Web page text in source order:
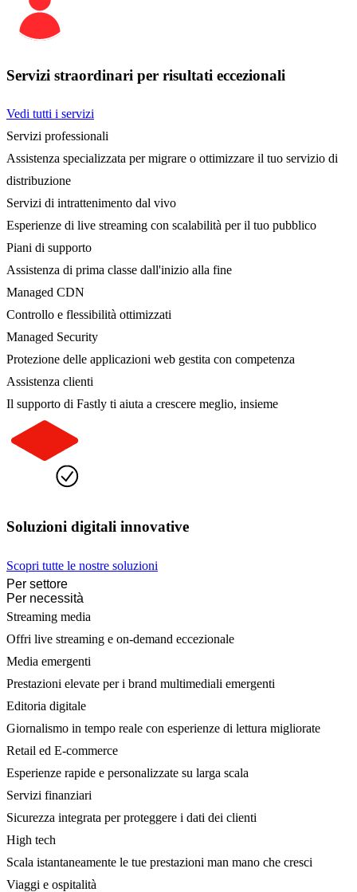
Servizi straordinari per risultati eccezionali
Vedi tutti i servizi
Servizi professionali
Assistenza specializzata per migrare o ottimizzare il tuo servizio di
distribuzione
Servizi di intrattenimento dal vivo
Esperienze di live streaming con scalabilità per il tuo pubblico
Piani di supporto
Assistenza di prima classe dall'inizio alla fine
Managed CDN
Controllo e flessibilità ottimizzati
Managed Security
Protezione delle applicazioni web gestita con competenza
Assistenza clienti
Il supporto di Fastly ti aiuta a crescere meglio, insieme
Soluzioni digitali innovative
Scopri tutte le nostre soluzioni
Per settore
Per necessità
Streaming media
Offri live streaming e on-demand eccezionale
Media emergenti
Prestazioni elevate per i brand multimediali emergenti
Editoria digitale
Giornalismo in tempo reale con esperienze di lettura migliorate
Retail ed E-commerce
Esperienze rapide e personalizzate su larga scala
Servizi finanziari
Sicurezza integrata per proteggere i dati dei clienti
High tech
Scala istantaneamente le tue prestazioni man mano che cresci
Viaggi e ospitalità